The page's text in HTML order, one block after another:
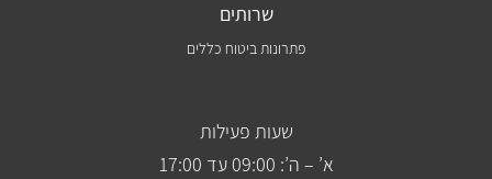
שרותים
פתרונות ביטוח כללים
שעות פעילות
א’ – ה’: 09:00 עד 17:00